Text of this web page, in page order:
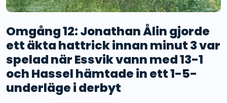
Omgång 12: Jonathan Ålin gjorde
ett äkta hattrick innan minut 3 var
spelad när Essvik vann med 13-1
och Hassel hämtade in ett 1-5-
underläge i derbyt